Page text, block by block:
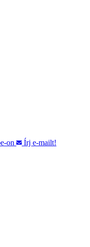
on
Írj e-mailt!